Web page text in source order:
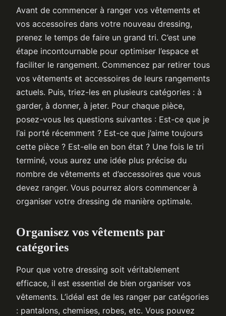
Avant de commencer à ranger vos vêtements et
vos accessoires dans votre nouveau dressing,
prenez le temps de faire un grand tri. C’est une
étape incontournable pour optimiser l’espace et
faciliter le rangement. Commencez par retirer tous
vos vêtements et accessoires de leurs rangements
actuels. Puis, triez-les en plusieurs catégories : à
garder, à donner, à jeter. Pour chaque pièce,
posez-vous les questions suivantes : Est-ce que je
l’ai porté récemment ? Est-ce que j’aime toujours
cette pièce ? Est-elle en bon état ? Une fois le tri
terminé, vous aurez une idée plus précise du
nombre de vêtements et d’accessoires que vous
devez ranger. Vous pourrez alors commencer à
organiser votre dressing de manière optimale.
Organisez vos vêtements par
catégories
Pour que votre dressing soit véritablement
efficace, il est essentiel de bien organiser vos
vêtements. L’idéal est de les ranger par catégories
: pantalons, chemises, robes, etc. Vous pouvez